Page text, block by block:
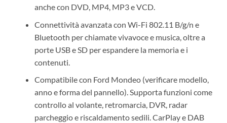
anche con DVD, MP4, MP3 e VCD.
Connettività avanzata con Wi-Fi 802.11 B/g/n e
Bluetooth per chiamate vivavoce e musica, oltre a
porte USB e SD per espandere la memoria e i
contenuti.
Compatibile con Ford Mondeo (verificare modello,
anno e forma del pannello). Supporta funzioni come
controllo al volante, retromarcia, DVR, radar
parcheggio e riscaldamento sedili. CarPlay e DAB